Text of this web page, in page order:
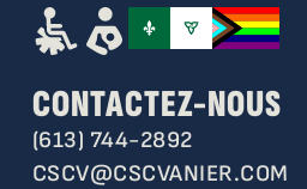
CONTACTEZ-NOUS
(613) 744-2892
CSCV@CSCVANIER.COM